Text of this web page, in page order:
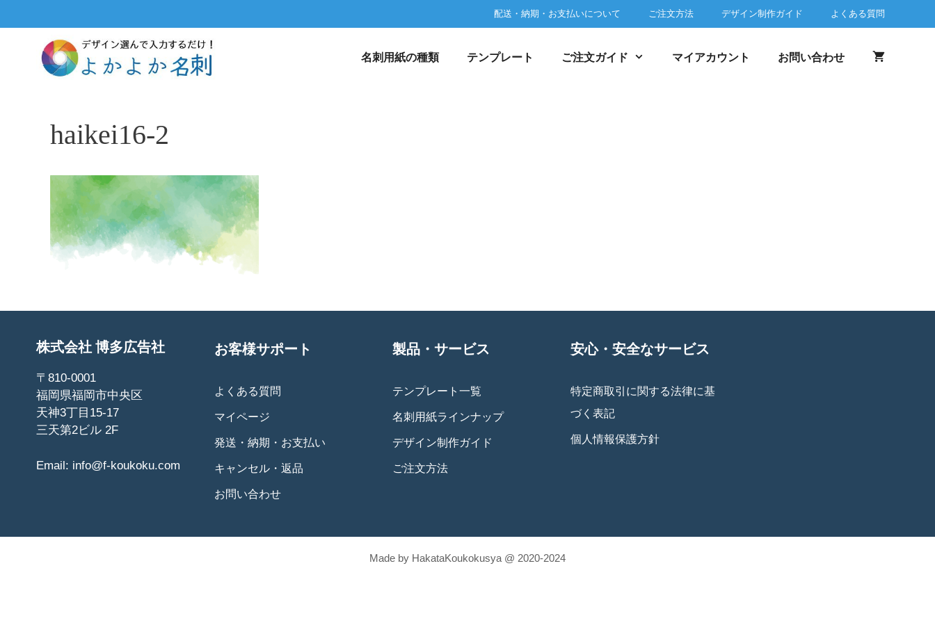
ン
配送・納期・お支払いについて ご注文方法 デザイン制作ガイド よくある質問
名刺用紙の種類 テンプレート ご注文ガイド マイアカウント お問い合わせ
haikei16-2
株式会社 博多広告社
〒810-0001
福岡県福岡市中央区
天神3丁目15-17
三天第2ビル 2F
Email: info@f-koukoku.com
お客様サポート
よくある質問
マイページ
発送・納期・お支払い
キャンセル・返品
お問い合わせ
製品・サービス
テンプレート一覧
名刺用紙ラインナップ
デザイン制作ガイド
ご注文方法
安心・安全なサービス
特定商取引に関する法律に基
づく表記
個人情報保護方針
Made by HakataKoukokusya @ 2020-2024